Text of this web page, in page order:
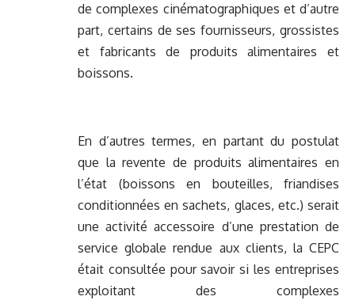
de complexes cinématographiques et d’autre
part, certains de ses fournisseurs, grossistes
et fabricants de produits alimentaires et
boissons.
En d’autres termes, en partant du postulat
que la revente de produits alimentaires en
l’état (boissons en bouteilles, friandises
conditionnées en sachets, glaces, etc.) serait
une activité accessoire d’une prestation de
service globale rendue aux clients, la CEPC
était consultée pour savoir si les entreprises
exploitant des complexes